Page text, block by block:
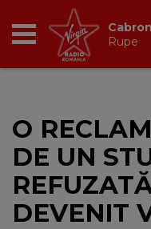
BREAKFAST
TIC TALK
CÂȘTIGĂ
Virgin
21:00 -
O
DE UN
DEVENIT